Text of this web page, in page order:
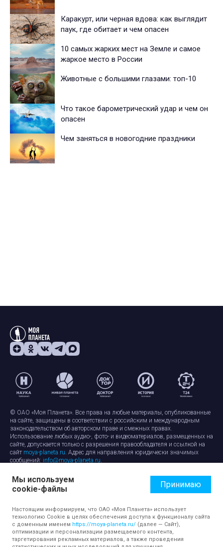
Каракурт, или черная вдова: как выглядит
паук, где обитает и чем опасен
10 самых жарких мест на Земле и самое
жаркое место в России
Животные с большими глазами: топ-10
Что такое барометрический удар и чем он
опасен
Чем заняться в новогодние праздники
© ОАО «Моя Планета». Все права на любые материалы, опубликованные
на сайте, защищены в соответствии с российским и международным
законодательством об авторском праве и смежных правах.
Использование любых аудио-, фото- и видеоматериалов, размещенных на
сайте, допускается только с разрешения правообладателя и ссылкой на
сайт moya-planeta.ru. Адрес для направления юридически значимых
сообщений: info@moya-planeta.ru.
Правила сайтаРабота с cookie-файлами
Защита персональных данных
Обработка персональных данных
Мы используем
cookie-файлы
Принимаю
Настоящим информируем, что ОАО «Моя Планета» использует
технологию Cookie в целях обеспечения доступа к функционалу сайта
с доменным именем https://moya-planeta.ru/ (далее — Сайт),
оптимизации и персонализации размещаемого контента,
таргетирования рекламных материалов, а также проведения